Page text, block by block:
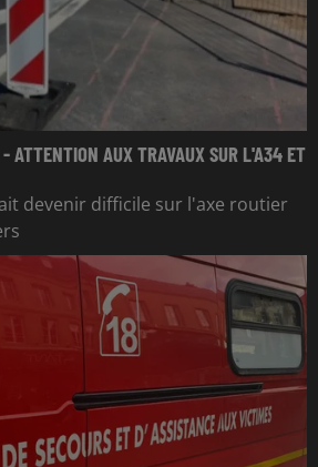
ATTENTION AUX TRAVAUX SUR L'A34 ET
devenir difficile sur l'axe routier